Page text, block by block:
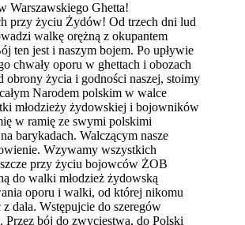
Warszawskiego Ghetta!
przy życiu Żydów! Od trzech dni lud
walkę orężną z okupantem
ten jest i naszym bojem. Po upływie
chwały oporu w ghettach i obozach
obrony życia i godności naszej, stoimy
Narodem polskim w walce
młodzieży żydowskiej i bojowników
w ramię ze swymi polskimi
barykadach. Walczącym nasze
Wzywamy wszystkich
przy życiu bojowców ŻOB
do walki młodzież żydowską
oporu i walki, od której nikomu
dala. Wstępujcie do szeregów
Przez bój do zwycięstwa, do Polski